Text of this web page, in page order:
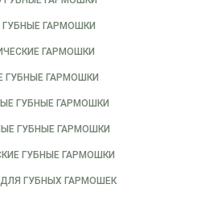
ГАРМОШКИ
ГАРМОШКИ
ГУБНЫЕ ГАРМОШКИ
ГУБНЫЕ ГАРМОШКИ
ГУБНЫЕ ГАРМОШКИ
ГУБНЫЕ ГАРМОШКИ
ГУБНЫХ ГАРМОШЕК